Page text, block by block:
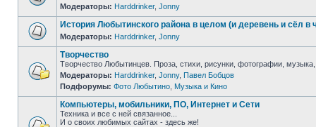
Модераторы: Harddrinker, Jonny
История Любытинского района в целом (и деревень и сёл в
Модераторы: Harddrinker, Jonny
Творчество
Творчество Любытинцев. Проза, стихи, рисунки, фотографии,
Модераторы: Harddrinker, Jonny, Павел Бобцов
Подфорумы: Фото Любытино Музыка и Кино
Компьютеры, мобильники, ПО, Интернет и Сети
Техника и все с ней связанное...
И о своих любимых сайтах - здесь же!